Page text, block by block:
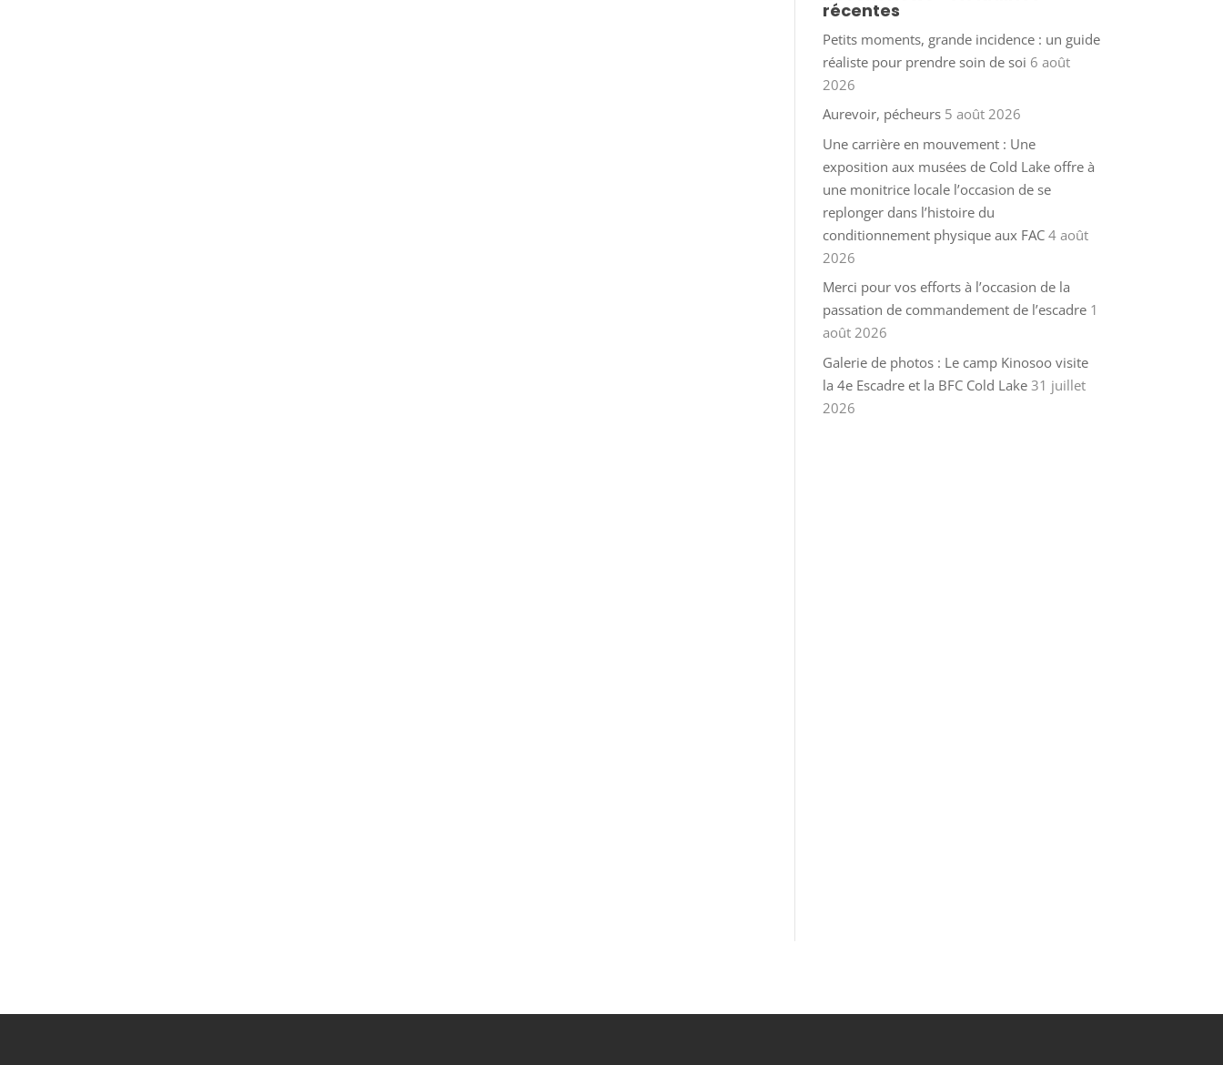
récentes
Petits moments, grande incidence : un guide
réaliste pour prendre soin de soi 6 août
2026
Aurevoir, pécheurs 5 août 2026
Une carrière en mouvement : Une
exposition aux musées de Cold Lake offre à
une monitrice locale l’occasion de se
replonger dans l’histoire du
conditionnement physique aux FAC 4 août
2026
Merci pour vos efforts à l’occasion de la
passation de commandement de l’escadre 1
août 2026
Galerie de photos : Le camp Kinosoo visite
la 4e Escadre et la BFC Cold Lake 31 juillet
2026